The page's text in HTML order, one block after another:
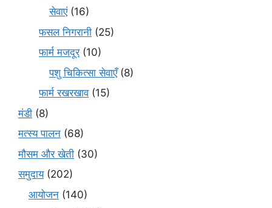
सेवाएं(16)
फसल निगरानी (25)
फार्म मजदूर(10)
पशु चिकित्सा सेवाएँ(8)
फार्म रखरखाव(15)
मंडी (8)
मत्स्य पालन (68)
मौसम और खेती (30)
समुदाय(202)
आयोजन (140)